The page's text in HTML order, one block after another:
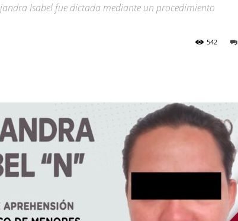
Isabel fue dictada mediante un procedimiento
542